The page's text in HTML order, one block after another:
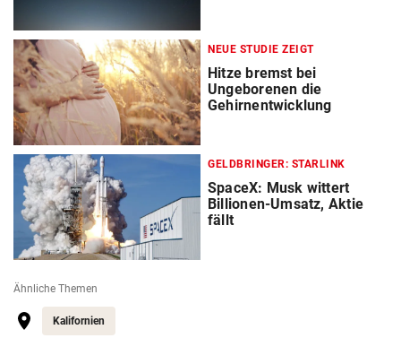
NEUE STUDIE ZEIGT
Hitze bremst bei
Ungeborenen die
Gehirnentwicklung
GELDBRINGER: STARLINK
SpaceX: Musk wittert
Billionen-Umsatz, Aktie
fällt
Ähnliche Themen
Kalifornien